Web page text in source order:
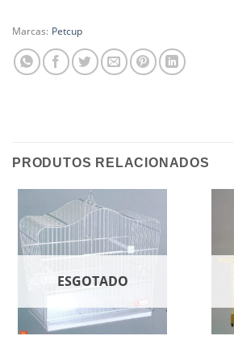
Marcas: Petcup
PRODUTOS RELACIONADOS
ESGOTADO